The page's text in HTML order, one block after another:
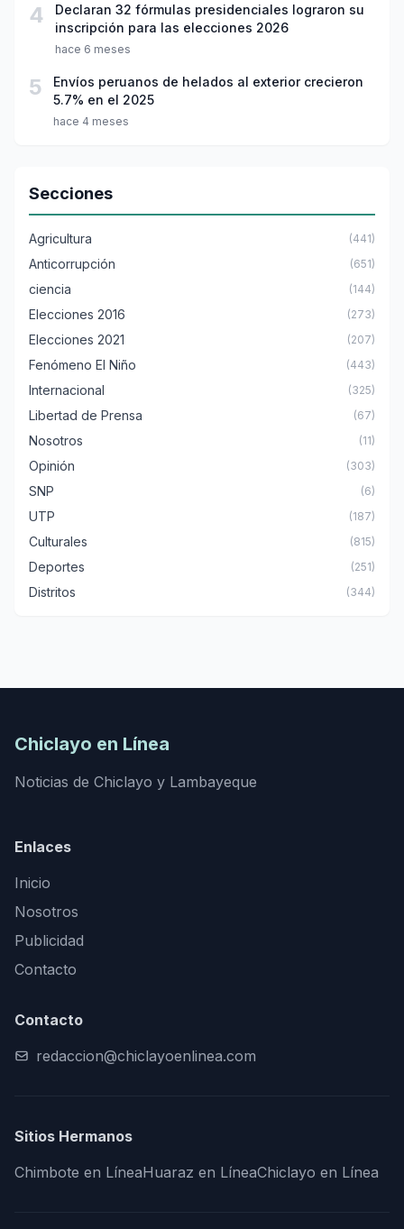
4
Declaran 32 fórmulas presidenciales lograron su
inscripción para las elecciones 2026
hace 6 meses
5
Envíos peruanos de helados al exterior crecieron
5.7% en el 2025
hace 4 meses
Secciones
Agricultura (441)
Anticorrupción (651)
ciencia (144)
Elecciones 2016 (273)
Elecciones 2021 (207)
Fenómeno El Niño (443)
Internacional (325)
Libertad de Prensa (67)
Nosotros (11)
Opinión (303)
SNP (6)
UTP (187)
Culturales (815)
Deportes (251)
Distritos (344)
Chiclayo en Línea
Noticias de Chiclayo y Lambayeque
Enlaces
Inicio
Nosotros
Publicidad
Contacto
Contacto
redaccion@chiclayoenlinea.com
Sitios Hermanos
Chimbote en LíneaHuaraz en LíneaChiclayo en Línea